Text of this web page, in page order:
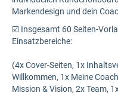
Markendesign und dein
☑️ Insgesamt 60 Seiten-
Einsatzbereiche:
(4x Cover-Seiten, 1x
Willkommen, 1x Meine
Mission & Vision, 2x Team,